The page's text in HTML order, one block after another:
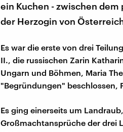
ein Kuchen - zwischen
der Herzogin von
Es war die erste von drei
II., die russischen Zarin
Ungarn und Böhmen, Maria
"Begründungen" beschlossen,
Es ging einerseits um
Großmachtansprüche der drei